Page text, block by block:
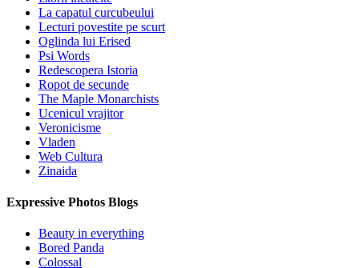
La capatul curcubeului
Lecturi povestite pe scurt
Oglinda lui Erised
Psi Words
Redescopera Istoria
Ropot de secunde
The Maple Monarchists
Ucenicul vrajitor
Veronicisme
Vladen
Web Cultura
Zinaida
Expressive Photos Blogs
Beauty in everything
Bored Panda
Colossal